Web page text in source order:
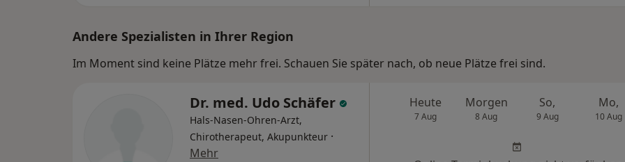
Andere Spezialisten in Ihrer Region
Im Moment sind keine Plätze mehr frei. Schauen Sie später nach, ob neue Plätze frei sind.
Dr. med. Udo Schäfer
Hals-Nasen-Ohren-Arzt,
Chirotherapeut, Akupunkteur ·
Mehr
Heute
7 Aug
Morgen
8 Aug
So,
9 Aug
Mo,
10 Aug